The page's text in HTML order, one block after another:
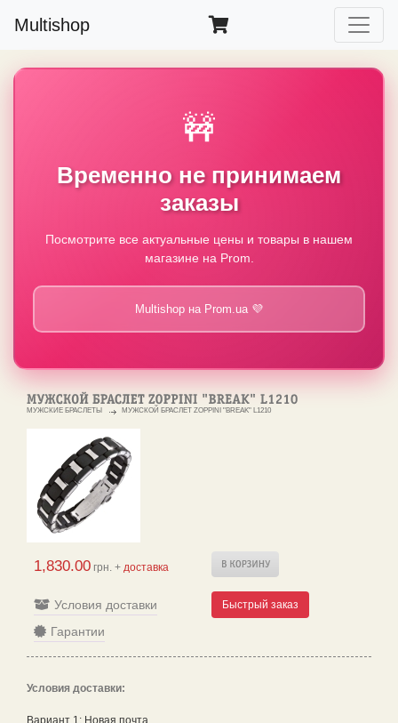
Multishop
🚧
Временно не принимаем
заказы
Посмотрите все актуальные цены и товары в нашем
магазине на Prom.
Multishop на Prom.ua 💜
МУЖСКИЕ БРАСЛЕТЫ МУЖСКОЙ БРАСЛЕТ ZOPPINI "BREAK" L1210
1,830.00 грн. + доставка
Условия доставки
Гарантии
Быстрый заказ
Условия доставки:
Вариант 1: Новая почта